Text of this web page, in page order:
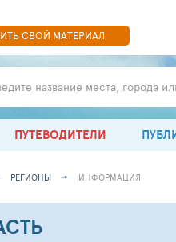
СВОЙ МАТЕРИАЛ
название места, города
ПУТЕВОДИТЕЛИ
РЕГИОНЫ ИНФОРМАЦИЯ